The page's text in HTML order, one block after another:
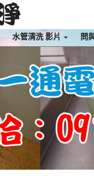
水管清洗 影片 問